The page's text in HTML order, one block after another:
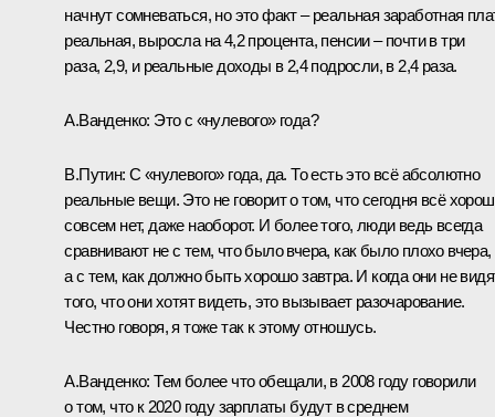
начнут сомневаться, но это факт – реальная заработная
реальная, выросла на 4,2 процента, пенсии – почти в три
раза, 2,9, и реальные доходы в 2,4 подросли, в 2,4 раза.
А.Ванденко: Это с «нулевого» года?
В.Путин: С «нулевого» года, да. То есть это всё абсолютно
реальные вещи. Это не говорит о том, что сегодня всё
совсем нет, даже наоборот. И более того, люди ведь всегда
сравнивают не с тем, что было вчера, как было плохо вчера,
а с тем, как должно быть хорошо завтра. И когда они не
того, что они хотят видеть, это вызывает разочарование.
Честно говоря, я тоже так к этому отношусь.
А.Ванденко:Тем более что обещали, в 2008 году говорили
о том, что к 2020 году зарплаты будут в среднем